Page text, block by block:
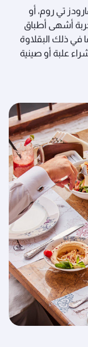
تي روم، أو
أشهى أطباق
في ذلك البقلاوة
علبة أو صينية